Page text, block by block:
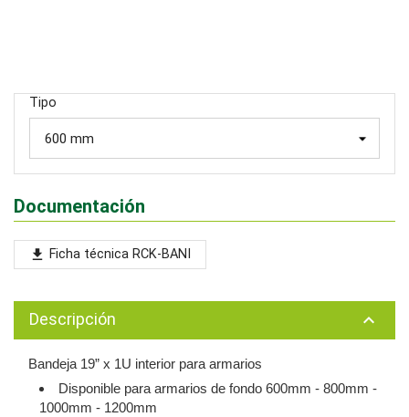
Tipo
Documentación
file_download Ficha técnica RCK-BANI
Descripción keyboard_arrow_up
Bandeja 19” x 1U interior para armarios
Disponible para armarios de fondo 600mm - 800mm -
1000mm - 1200mm